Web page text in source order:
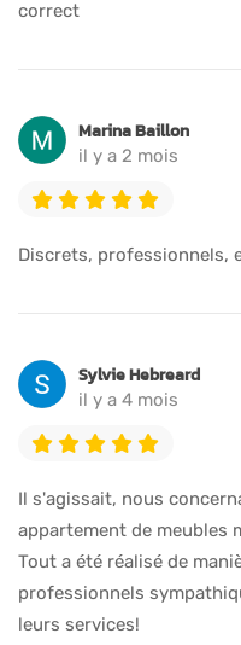
correct
Marina Baillon
il y a 2 mois
Discrets, professionnels,
Sylvie Hebreard
il y a 4 mois
Il s'agissait, nous
appartement de meubles
Tout a été réalisé de
professionnels
leurs services!